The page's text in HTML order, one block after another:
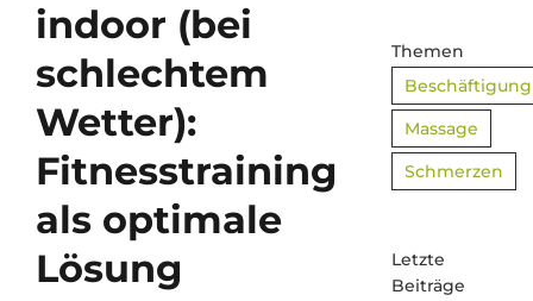
indoor (bei
schlechtem
Wetter):
Fitnesstraining
als optimale
Lösung
Themen
Beschäftigung
Massage
Schmerzen
Letzte
Beiträge